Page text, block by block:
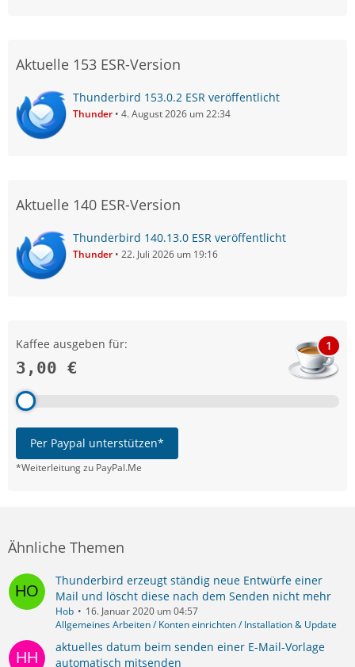
Aktuelle 153 ESR-Version
Thunderbird 153.0.2 ESR veröffentlicht
Thunder 4. August 2026 um 22:34
Aktuelle 140 ESR-Version
Thunderbird 140.13.0 ESR veröffentlicht
Thunder 22. Juli 2026 um 19:16
Kaffee ausgeben für:
3,00 €
1
Per Paypal unterstützen*
*Weiterleitung zu PayPal.Me
Ähnliche Themen
Thunderbird erzeugt ständig neue Entwürfe einer
Mail und löscht diese nach dem Senden nicht mehr
Hob
16. Januar 2020 um 04:57
Allgemeines Arbeiten / Konten einrichten / Installation & Update
aktuelles datum beim senden einer E-Mail-Vorlage
automatisch mitsenden